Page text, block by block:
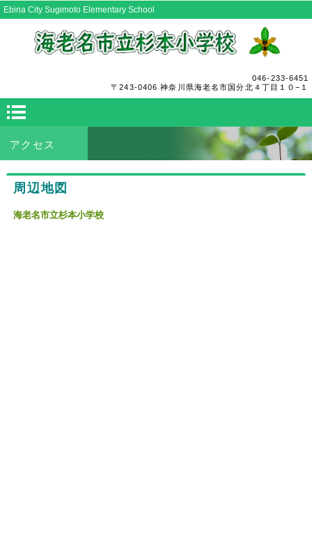
Ebina City Sugimoto Elementary School
046-233-6451
〒243-0406 神奈川県海老名市国分北４丁目１０−１
アクセス
周辺地図
海老名市立杉本小学校